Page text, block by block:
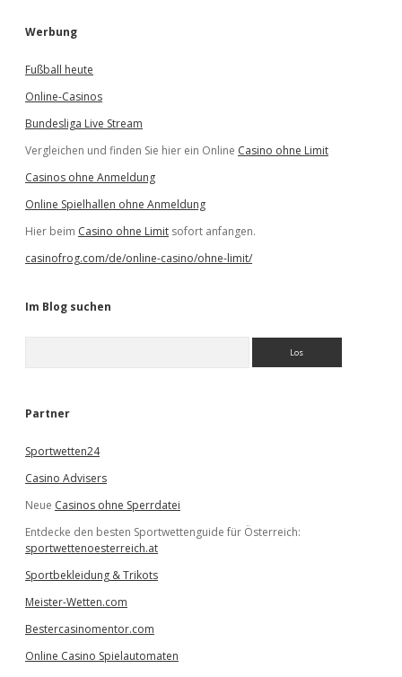
Werbung
Fußball heute
Online-Casinos
Bundesliga Live Stream
Vergleichen und finden Sie hier ein Online Casino ohne Limit
Casinos ohne Anmeldung
Online Spielhallen ohne Anmeldung
Hier beim Casino ohne Limit sofort anfangen.
casinofrog.com/de/online-casino/ohne-limit/
Im Blog suchen
e
Partner
Sportwetten24
Casino Advisers
Neue Casinos ohne Sperrdatei
Entdecke den besten Sportwettenguide für Österreich:
sportwettenoesterreich.at
Sportbekleidung & Trikots
Meister-Wetten.com
Bestercasinomentor.com
Online Casino Spielautomaten